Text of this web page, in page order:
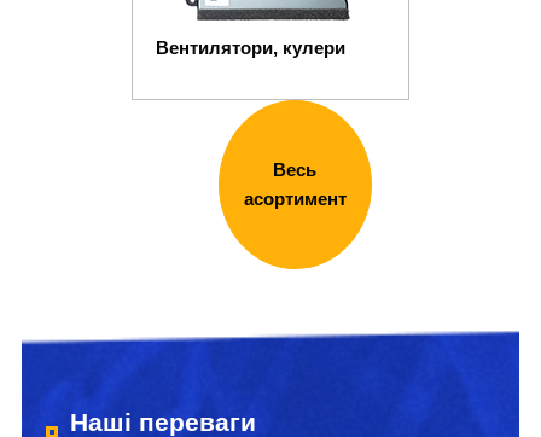
Вентилятори, кулери
Весь
асортимент
Наші переваги